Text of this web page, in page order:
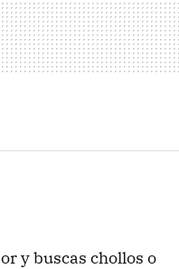
y buscas chollos o